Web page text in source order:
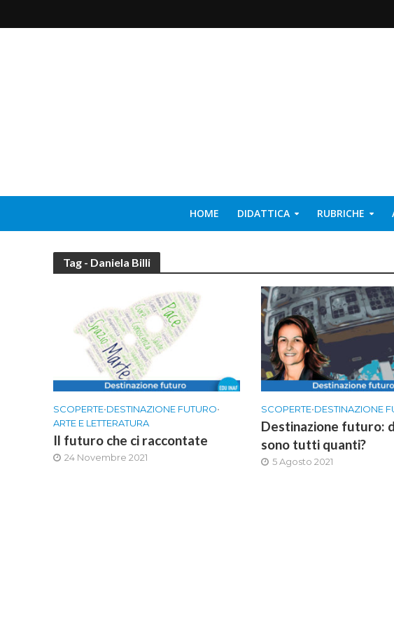
HOME DIDATTICA RUBRICHE
Tag - Daniela Billi
SCOPERTE•DESTINAZIONE FUTURO•
ARTE E LETTERATURA
Il futuro che ci raccontate
24 Novembre 2021
SCOPERTE•DESTINAZIONE
Destinazione futuro:
sono tutti quanti?
5 Agosto 2021